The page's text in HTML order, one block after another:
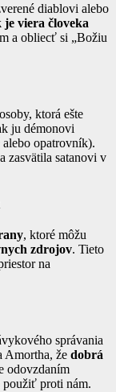
diablovi alebo
je viera človeka
a obliecť si „Božiu
ktorá ešte
ju démonovi
opatrovník).
zasvätila satanovi v
, ktoré môžu
zdrojov. Tieto
na
správania
Amortha, že dobrá
odovzdaním
použiť proti nám.